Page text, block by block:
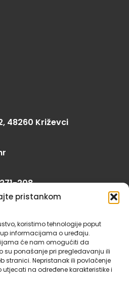
pristankom
koristimo tehnologije poput
informacijama o uređaju.
će nam omogućiti da
su ponašanje pri pregledavanju ili
stranici. Nepristanak ili povlačenje
na određene karakteristike i
48260 Križevci
208